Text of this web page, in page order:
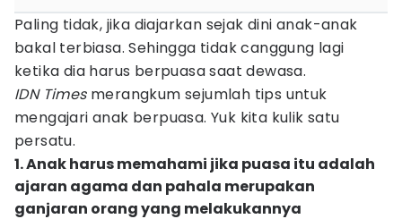
Paling tidak, jika diajarkan sejak dini anak-anak
bakal terbiasa. Sehingga tidak canggung lagi
ketika dia harus berpuasa saat dewasa.
IDN Timesmerangkum sejumlah tips untuk
mengajari anak berpuasa. Yuk kita kulik satu
persatu.
1. Anak harus memahami jika puasa itu adalah
ajaran agama dan pahala merupakan
ganjaran orang yang melakukannya